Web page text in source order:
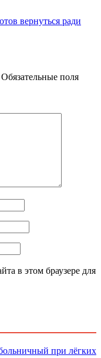
вернуться ради
Обязательные поля
в этом браузере для